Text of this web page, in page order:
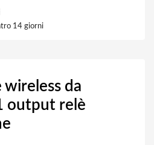
14 giorni
wireless da
output relè